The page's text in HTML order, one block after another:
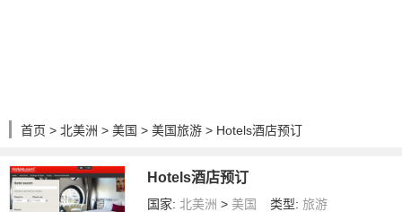
首页 > 北美洲 > 美国 > 美国旅游 > Hotels酒店预订
Hotels酒店预订
国家: 北美洲 > 美国 类型: 旅游